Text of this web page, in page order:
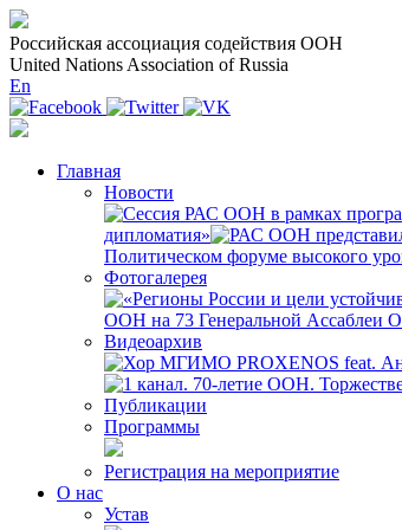
Российская ассоциация содействия ООН
United Nations Association of Russia
En
Главная
Новости
дипломатия»
Политическом форуме высокого
Фотогалерея
ООН на 73 Генеральной Ассаблеи
Видеоархив
Публикации
Программы
Регистрация на мероприятие
О нас
Устав